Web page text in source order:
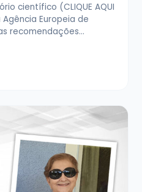
científico (CLIQUE AQUI
Agência Europeia de
recomendações…